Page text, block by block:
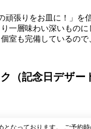
頑張りをお皿に！」を
一層味わい深いものに
室も完備しているので
（記念日デザー
なっております。 ご予約